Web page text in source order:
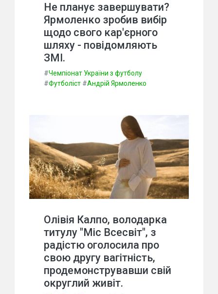
Не планує завершувати?
Ярмоленко зробив вибір
щодо свого кар'єрного
шляху - повідомляють
ЗМІ.
#Чемпіонат України з футболу
#Футболіст #Андрій Ярмоленко
Олівія Калпо, володарка
титулу "Міс Всесвіт", з
радістю оголосила про
свою другу вагітність,
продемонструвавши свій
округлий живіт.